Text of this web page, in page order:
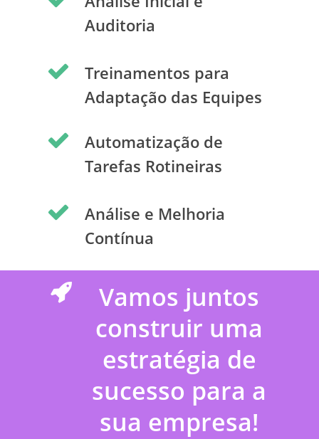
Auditoria
Treinamentos para
Adaptação das Equipes
Automatização de
Tarefas Rotineiras
Análise e Melhoria
Contínua
Vamos juntos
construir uma
estratégia de
sucesso para a
sua empresa!